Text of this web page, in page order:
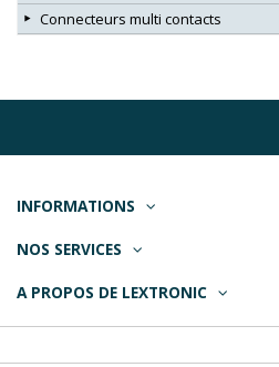
Connecteurs multi contacts
INFORMATIONS
NOS SERVICES
A PROPOS DE LEXTRONIC